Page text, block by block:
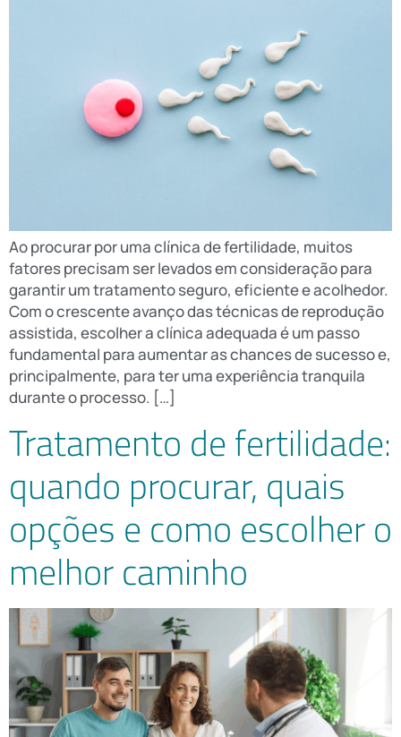
Ao procurar por uma clínica de fertilidade, muitos
fatores precisam ser levados em consideração para
garantir um tratamento seguro, eficiente e acolhedor.
Com o crescente avanço das técnicas de reprodução
assistida, escolher a clínica adequada é um passo
fundamental para aumentar as chances de sucesso e,
principalmente, para ter uma experiência tranquila
durante o processo. […]
Tratamento de fertilidade:
quando procurar, quais
opções e como escolher o
melhor caminho